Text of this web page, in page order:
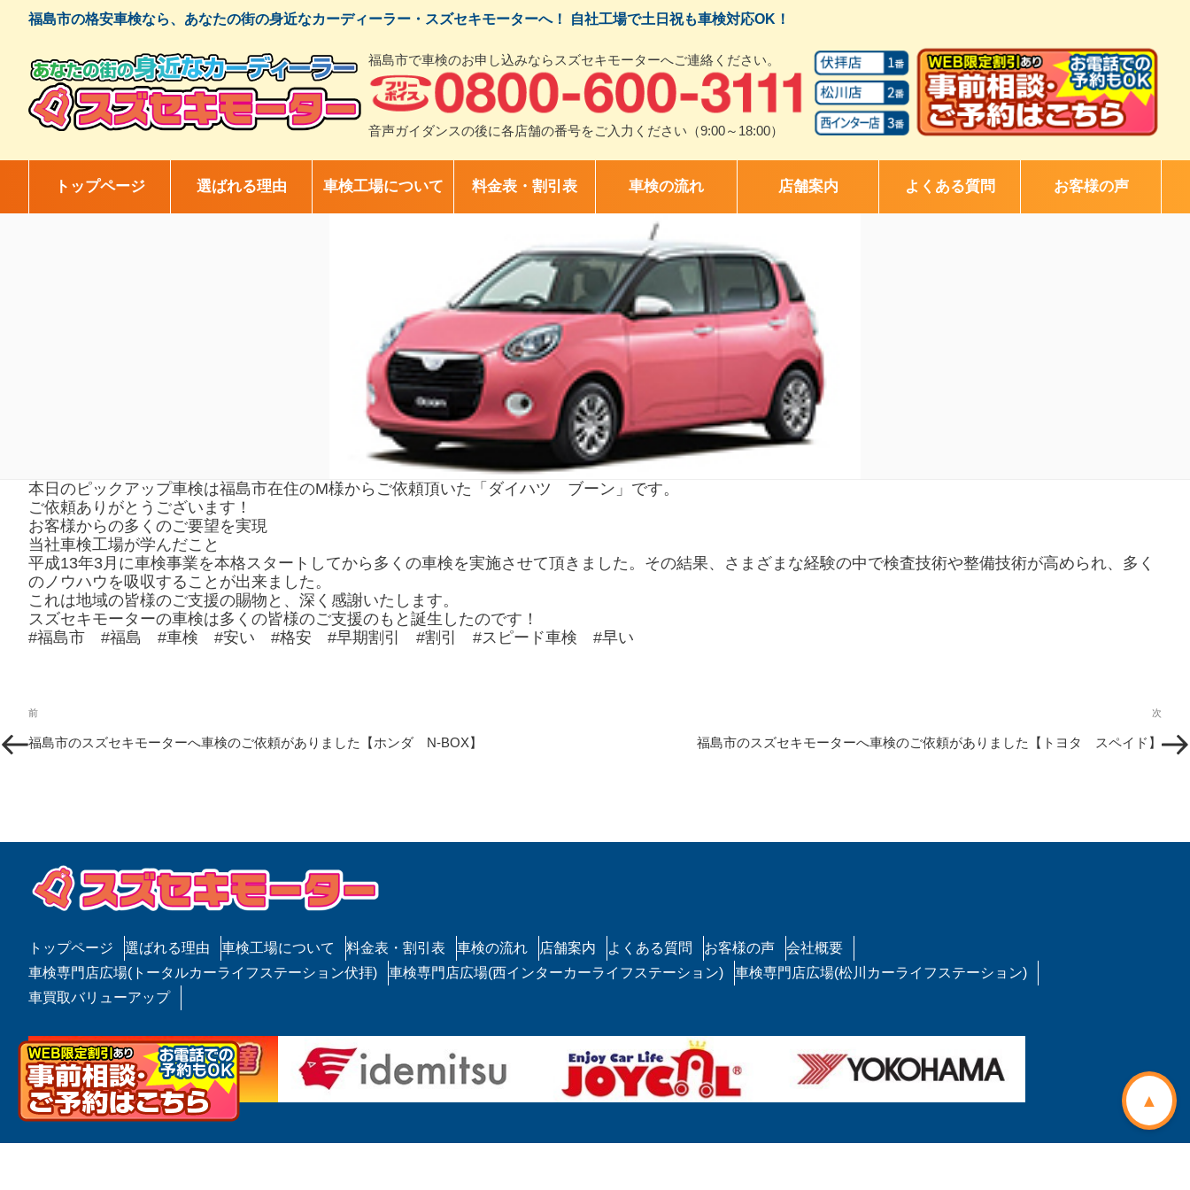
ッ
福島市の格安車検なら、あなたの街の身近なカーディーラー・スズセキモーターへ！ 自社工場で土日祝も車検対応OK！
福島市で車検のお申し込みならスズセキモーターへご連絡ください。
音声ガイダンスの後に各店舗の番号をご入力ください（9:00～18:00）
▲
トップページ 選ばれる理由 車検工場について 料金表・割引表 車検の流れ 店舗案内 よくある質問 お客様の声
本日のピックアップ車検は福島市在住のM様からご依頼頂いた「ダイハツ ブーン」です。
ご依頼ありがとうございます！
お客様からの多くのご要望を実現
当社車検工場が学んだこと
平成13年3月に車検事業を本格スタートしてから多くの車検を実施させて頂きました。その結果、さまざまな経験の中で検査技術や整備技術が高められ、多く
のノウハウを吸収することが出来ました。
これは地域の皆様のご支援の賜物と、深く感謝いたします。
スズセキモーターの車検は多くの皆様のご支援のもと誕生したのです！
#福島市 #福島 #車検 #安い #格安 #早期割引 #割引 #スピード車検 #早い
投
稿
ナ
ー
シ
ョ
過
の
前
福島市のスズセキモーターへ車検のご依頼がありました【ホンダ N-BOX】
投
次
福島市のスズセキモーターへ車検のご依頼がありました【トヨタ スペイド】
トップページ 選ばれる理由 車検工場について 料金表・割引表 車検の流れ 店舗案内 よくある質問 お客様の声
会社概要
車検専門店広場(トータルカーライフステーション伏拝)
車検専門店広場(西インターカーライフステーション)
車検専門店広場(松川カーライフステーション)
車買取バリューアップ